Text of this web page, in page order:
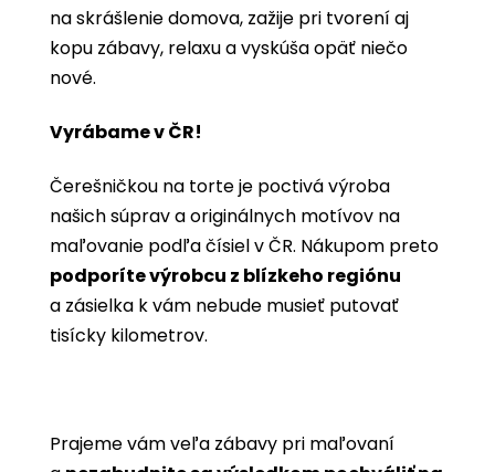
na skrášlenie domova, zažije pri tvorení aj
kopu zábavy, relaxu a vyskúša opäť niečo
nové.
Vyrábame v ČR!
Čerešničkou na torte je poctivá výroba
našich súprav a originálnych motívov na
maľovanie podľa čísiel v ČR. Nákupom preto
podporíte výrobcu z blízkeho regiónu
a zásielka k vám nebude musieť putovať
tisícky kilometrov.
Prajeme vám veľa zábavy pri maľovaní